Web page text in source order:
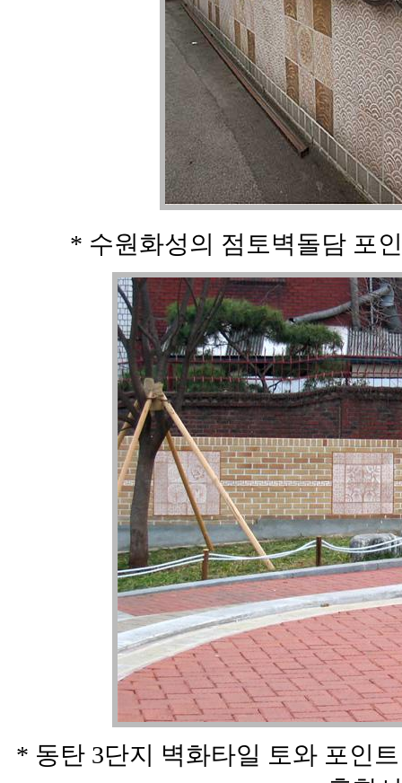
* 수원화성의 점토벽돌담 포
* 동탄 3단지 벽화타일 토와 포인